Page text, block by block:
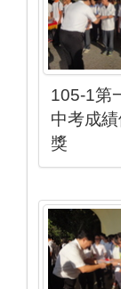
105-1第
中考成
獎